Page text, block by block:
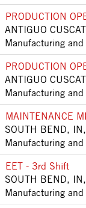
PRODUCTION
ANTIGUO
Manufacturing and
PRODUCTION
ANTIGUO
Manufacturing and
MAINTENANCE
SOUTH BEND,
Manufacturing and
EET - 3rd Shift
SOUTH BEND,
Manufacturing and